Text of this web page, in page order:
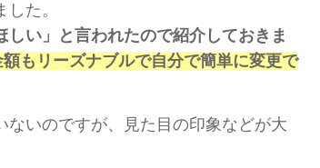
た。
い」と言われたので紹介しておきま
もリーズナブルで自分で簡単に変更で
ないのですが、見た目の印象などが大